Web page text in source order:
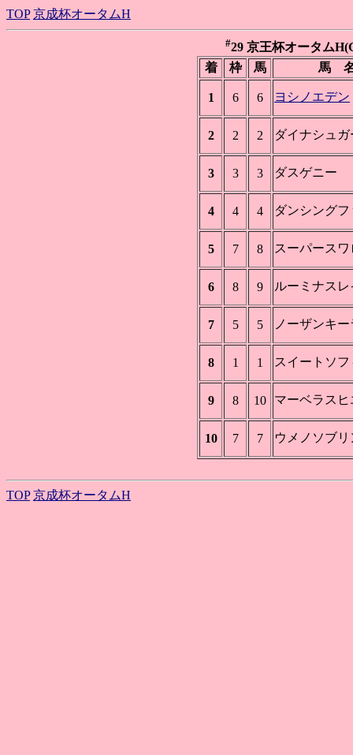
TOP 京成杯オータムH
#29 京王杯オータム
着
枠 馬 馬
1 6 6 ヨシノエデン
2 2 2 ダイナシュガ
3 3 3 ダスゲニー
4 4 4 ダンシング
5 7 8 スーパースワ
6 8 9 ルーミナス
7 5 5 ノーザンキ
8 1 1 スイートソフ
9 8 10 マーベラスヒ
10 7 7 ウメノソブリ
TOP 京成杯オータムH